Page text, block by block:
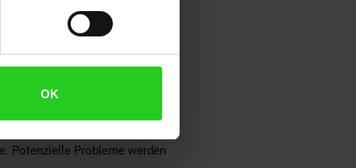
OK
Zuhause.
Potenzielle Probleme werden